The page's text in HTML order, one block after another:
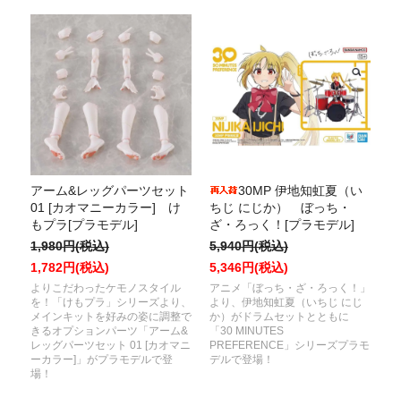
アーム&レッグパーツセット
01 [カオマニーカラー] け
もプラ[プラモデル]
1,980円(税込)
1,782円(税込)
よりこだわったケモノスタイル
を！「けもプラ」シリーズより、
メインキットを好みの姿に調整で
きるオプションパーツ「アーム&
レッグパーツセット 01 [カオマニ
ーカラー]」がプラモデルで登
場！
30MP 伊地知虹夏（い
ちじ にじか） ぼっち・
ざ・ろっく！[プラモデル]
5,940円(税込)
5,346円(税込)
アニメ「ぼっち・ざ・ろっく！」
より、伊地知虹夏（いちじ にじ
か）がドラムセットとともに
「30 MINUTES
PREFERENCE」シリーズプラモ
デルで登場！